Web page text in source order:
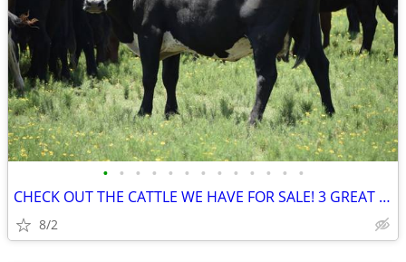
• • • • • • • • • • • • •
CHECK OUT THE CATTLE WE HAVE FOR SALE! 3 GREAT SETS!
8/2